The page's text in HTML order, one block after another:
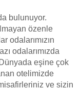
bulunuyor.
özenle
odalarımızın
odalarımızda
eşine çok
otelimizde
ve sizin